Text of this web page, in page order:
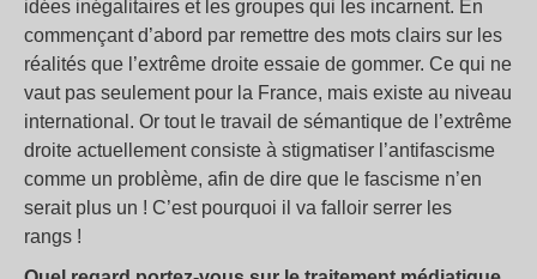
idées inégalitaires et les groupes qui les incarnent. En
commençant d’abord par remettre des mots clairs sur les
réalités que l’extrême droite essaie de gommer. Ce qui ne
vaut pas seulement pour la France, mais existe au niveau
international. Or tout le travail de sémantique de l’extrême
droite actuellement consiste à stigmatiser l’antifascisme
comme un problème, afin de dire que le fascisme n’en
serait plus un ! C’est pourquoi il va falloir serrer les
rangs !